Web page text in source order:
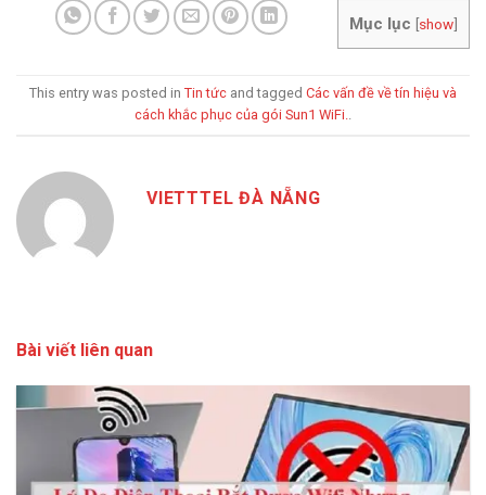
Mục lục [show]
This entry was posted in Tin tức and tagged Các vấn đề về tín hiệu và
cách khắc phục của gói Sun1 WiFi..
VIETTTEL ĐÀ NẴNG
Bài viết liên quan